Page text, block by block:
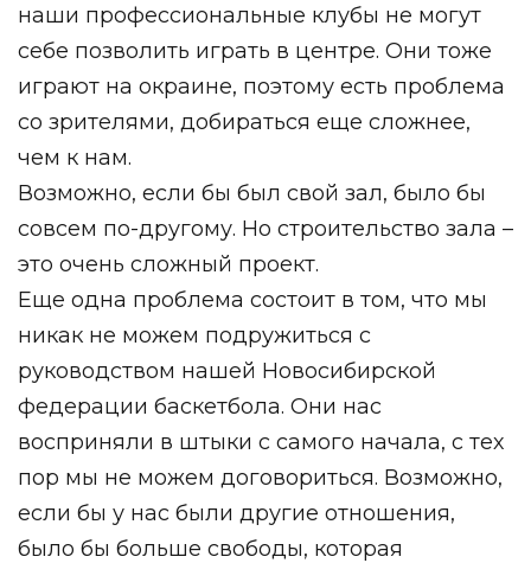
наши профессиональные клубы не могут
себе позволить играть в центре. Они тоже
играют на окраине, поэтому есть проблема
со зрителями, добираться еще сложнее,
чем к нам.
Возможно, если бы был свой зал, было бы
совсем по-другому. Но строительство зала –
это очень сложный проект.
Еще одна проблема состоит в том, что мы
никак не можем подружиться с
руководством нашей Новосибирской
федерации баскетбола. Они нас
восприняли в штыки с самого начала, с тех
пор мы не можем договориться. Возможно,
если бы у нас были другие отношения,
было бы больше свободы, которая